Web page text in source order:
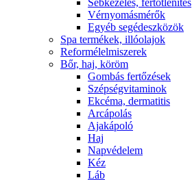
Sebkezelés, fertőtlenítés
Vérnyomásmérők
Egyéb segédeszközök
Spa termékek, illóolajok
Reformélelmiszerek
Bőr, haj, köröm
Gombás fertőzések
Szépségvitaminok
Ekcéma, dermatitis
Arcápolás
Ajakápoló
Haj
Napvédelem
Kéz
Láb